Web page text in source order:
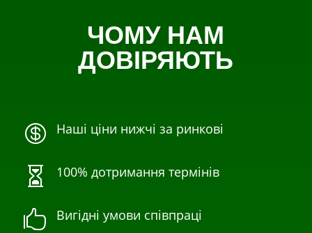
ЧОМУ НАМ
ДОВІРЯЮТЬ
 Наші ціни нижчі за ринкові
 100% дотримання термінів
 Вигідні умови співпраці